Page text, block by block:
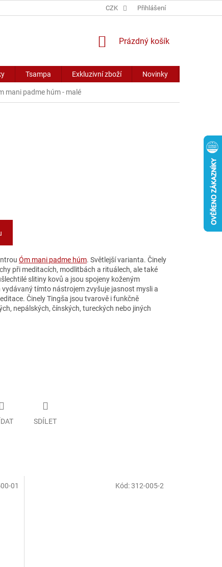
CZK Přihlášení
NÁKUPNÍ
Prázdný košík
Tsampa Exkluzivní zboží Novinky
mani padme húm - malé
Óm mani padme húm. Světlejší varianta. Činely
při meditacích, modlitbách a rituálech, ale také
slitiny kovů a jsou spojeny koženým
tímto nástrojem zvyšuje jasnost mysli a
Činely Tingša jsou tvarově i funkčně
nepálských, čínských, tureckých nebo jiných
SDÍLET
01 Kód:312-005-2